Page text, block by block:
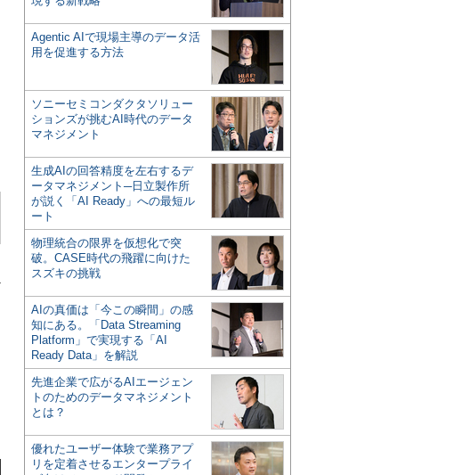
Agentic AIで現場主導のデータ活
用を促進する方法
ソニーセミコンダクタソリュー
ションズが挑むAI時代のデータ
マネジメント
生成AIの回答精度を左右するデ
ータマネジメント─日立製作所
が説く「AI Ready」への最短ル
ート
物理統合の限界を仮想化で突
破。CASE時代の飛躍に向けた
スズキの挑戦
AIの真価は「今この瞬間」の感
知にある。「Data Streaming
Platform」で実現する「AI
Ready Data」を解説
先進企業で広がるAIエージェン
トのためのデータマネジメント
とは？
優れたユーザー体験で業務アプ
リを定着させるエンタープライ